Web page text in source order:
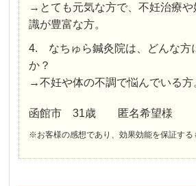
→とても元気な方で、不妊治療や
識が豊富な方。
4. なちゅら鍼灸院は、どんな方
か？
→不妊や体の不調で悩んでいる方
函館市 31歳 匿名希望様
※お客様の感想であり、効果効能を保証する